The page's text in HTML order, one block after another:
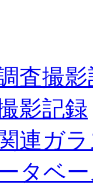
査撮
影記録
連ガ
タベ